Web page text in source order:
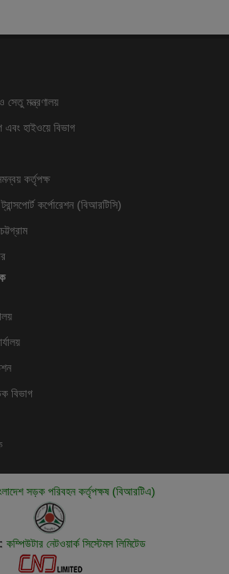
মন্ত্রণালয়
হাইওয়ে বিভাগ
কর্তৃপক্ষ
কর্পোরেশন (বিআরটিসি)
বিভাগ
সড়ক পরিবহন কর্তৃপক্ষ (বিআরটিএ)
কম্পিউটার নেটওয়ার্ক সিস্টেমস লিমিটেড